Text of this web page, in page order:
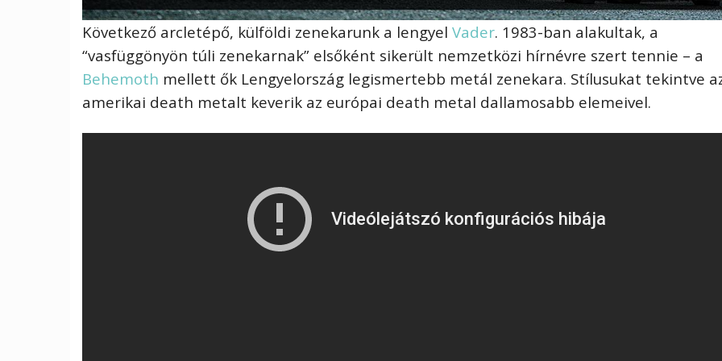
Következő arcletépő, külföldi zenekarunk a lengyel Vader. 1983-ban alakultak, a
“vasfüggönyön túli zenekarnak” elsőként sikerült nemzetközi hírnévre szert tennie – a
Behemoth mellett ők Lengyelország legismertebb metál zenekara. Stílusukat tekintve
amerikai death metalt keverik az európai death metal dallamosabb elemeivel.